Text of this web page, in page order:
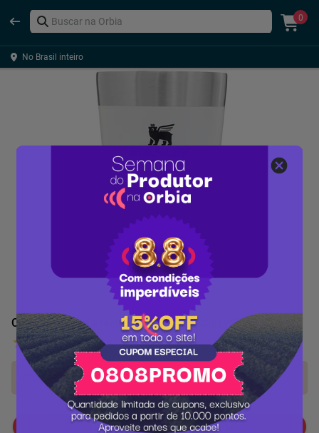
0
No Brasil inteiro
Copo Térmico Cerveja sem Tampa Stanley Polar 473mL
4 Avaliações
Produto indisponível!
Me avise quando chegar